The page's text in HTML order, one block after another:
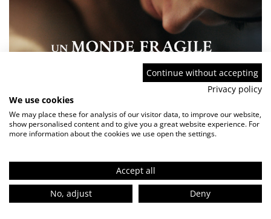
Continue without accepting
Privacy policy
We use cookies
We may place these for analysis of our visitor data, to improve our website,
show personalised content and to give you a great website experience. For
more information about the cookies we use open the settings.
Accept all
No, adjust
Deny